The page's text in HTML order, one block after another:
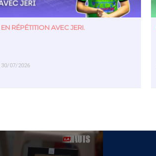
EN RÉPÉTITION AVEC JERI.
30/07/2026